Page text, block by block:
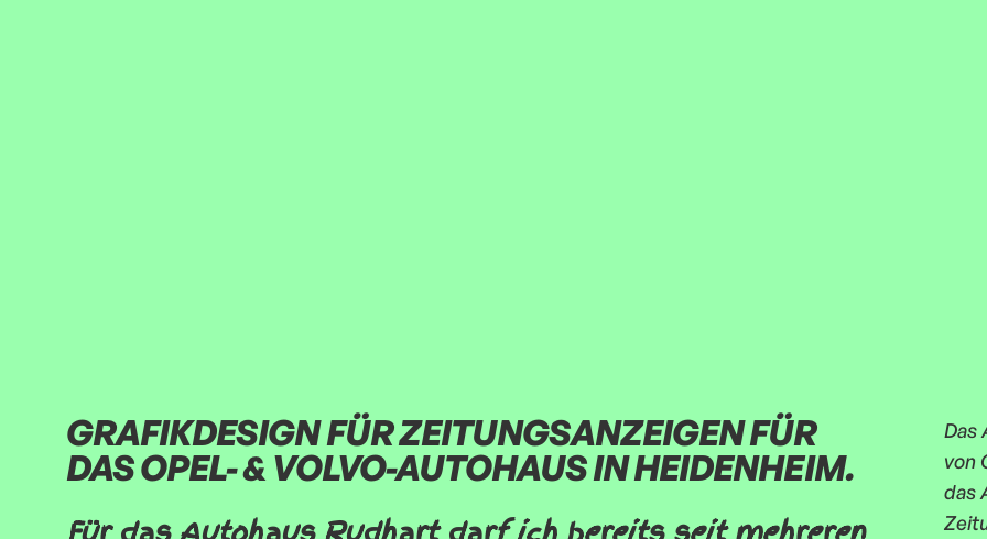
GRAFIKDESIGN FÜR ZEITUNGSANZEIGEN FÜR
DAS OPEL- & VOLVO-AUTOHAUS IN HEIDENHEIM.
Das
von
das